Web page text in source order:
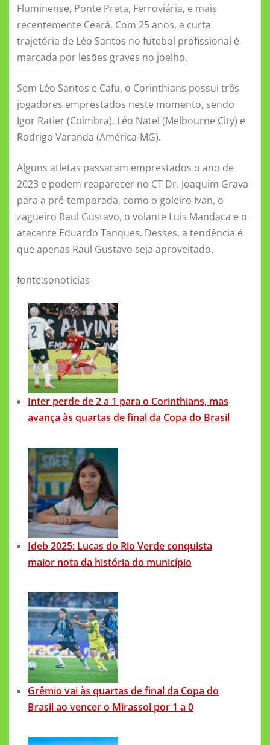
Fluminense, Ponte Preta, Ferroviária, e mais
recentemente Ceará. Com 25 anos, a curta
trajetória de Léo Santos no futebol profissional é
marcada por lesões graves no joelho.
Sem Léo Santos e Cafu, o Corinthians possui três
jogadores emprestados neste momento, sendo
Igor Ratier (Coimbra), Léo Natel (Melbourne City) e
Rodrigo Varanda (América-MG).
Alguns atletas passaram emprestados o ano de
2023 e podem reaparecer no CT Dr. Joaquim Grava
para a pré-temporada, como o goleiro Ivan, o
zagueiro Raul Gustavo, o volante Luis Mandaca e o
atacante Eduardo Tanques. Desses, a tendência é
que apenas Raul Gustavo seja aproveitado.
fonte:sonoticias
Inter perde de 2 a 1 para o Corinthians, mas
avança às quartas de final da Copa do Brasil
Ideb 2025: Lucas do Rio Verde conquista
maior nota da história do município
Grêmio vai às quartas de final da Copa do
Brasil ao vencer o Mirassol por 1 a 0